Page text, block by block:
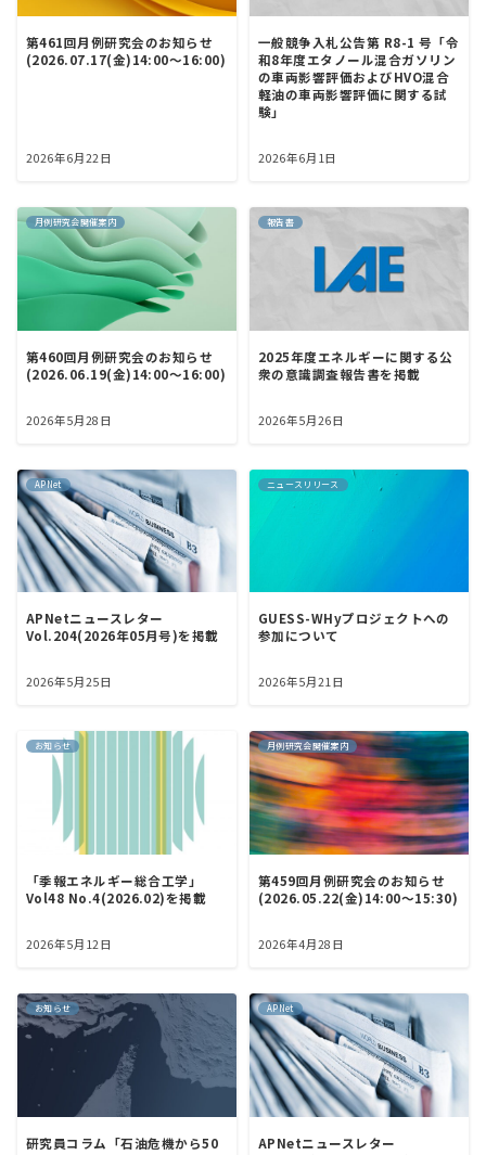
第461回月例研究会のお知らせ
(2026.07.17(金)14:00～16:00)
2026年6月22日
一般競争入札公告第 R8-1 号「令
和8年度エタノール混合ガソリン
の車両影響評価およびHVO混合
軽油の車両影響評価に関する試
験」
2026年6月1日
月例研究会開催案内
第460回月例研究会のお知らせ
(2026.06.19(金)14:00～16:00)
2026年5月28日
報告書
2025年度エネルギーに関する公
衆の意識調査報告書を掲載
2026年5月26日
APNet
APNetニュースレター
Vol.204(2026年05月号)を掲載
2026年5月25日
ニュースリリース
GUESS-WHyプロジェクトへの
参加について
2026年5月21日
お知らせ
「季報エネルギー総合工学」
Vol48 No.4(2026.02)を掲載
2026年5月12日
月例研究会開催案内
第459回月例研究会のお知らせ
(2026.05.22(金)14:00～15:30)
2026年4月28日
お知らせ
研究員コラム「石油危機から50
APNet
APNetニュースレター